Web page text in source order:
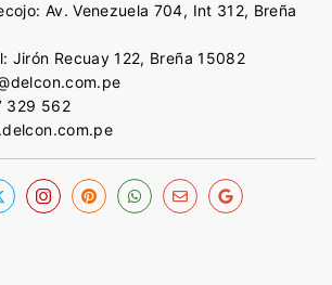
Av. Venezuela 704, Int 312, Breña
Jirón Recuay 122, Breña 15082
329 562